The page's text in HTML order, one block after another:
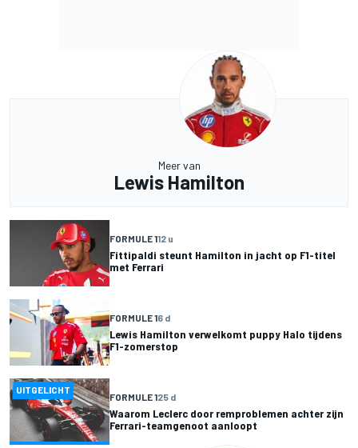
Meer van
Lewis Hamilton
FORMULE 112 u
Fittipaldi steunt Hamilton in jacht op F1-titel
met Ferrari
FORMULE 16 d
Lewis Hamilton verwelkomt puppy Halo tijdens
F1-zomerstop
UITGELICHT
FORMULE 125 d
Waarom Leclerc door remproblemen achter zijn
Ferrari-teamgenoot aanloopt